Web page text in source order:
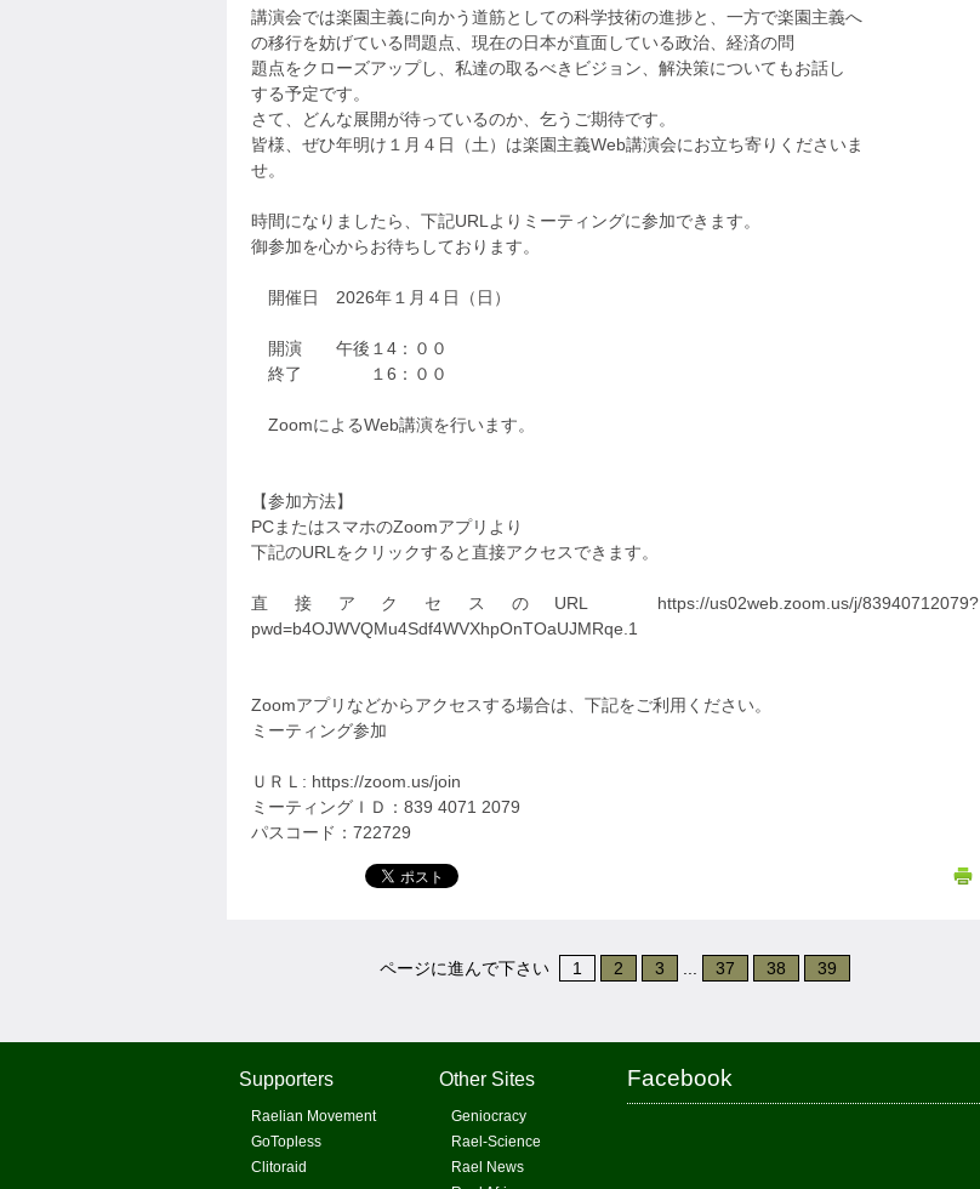
講演会では楽園主義に向かう道筋としての科学技術の進捗と、一方で楽園主義へ
の移行を妨げている問題点、現在の日本が直面している政治、経済の問
題点をクローズアップし、私達の取るべきビジョン、解決策についてもお話し
する予定です。
さて、どんな展開が待っているのか、乞うご期待です。
皆様、ぜひ年明け１月４日（土）は楽園主義Web講演会にお立ち寄りくださいま
せ。
時間になりましたら、下記URLよりミーティングに参加できます。
御参加を心からお待ちしております。
開催日 2026年１月４日（日）
開演 午後１4：００
終了 １6：００
ZoomによるWeb講演を行います。
【参加方法】
PCまたはスマホのZoomアプリより
下記のURLをクリックすると直接アクセスできます。
直接アクセスのURL https://us02web.zoom.us/j/83940712079?
pwd=b4OJWVQMu4Sdf4WVXhpOnTOaUJMRqe.1
Zoomアプリなどからアクセスする場合は、下記をご利用ください。
ミーティング参加
ＵＲＬ: https://zoom.us/join
ミーティングＩＤ：839 4071 2079
パスコード：722729
ページに進んで下さい 1 2 3 37 38 39
Supporters
Raelian Movement
GoTopless
Clitoraid
Other Sites
Geniocracy
Rael-Science
Rael News
Facebook